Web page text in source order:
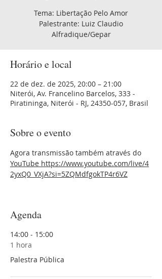
Tema: Libertação Pelo Amor
Palestrante: Luiz Claudio
Alfradique/Gepar
Horário e local
22 de dez. de 2025, 20:00 – 21:00
Niterói, Av. Francelino Barcelos, 333 -
Piratininga, Niterói - RJ, 24350-057, Brasil
Sobre o evento
Agora transmissão também através do
YouTube https://www.youtube.com/live/4
2yxQ0_VXjA?si=5ZQMdfgokTP4r6VZ
Agenda
14:00 - 15:00
1 hora
Palestra Pública